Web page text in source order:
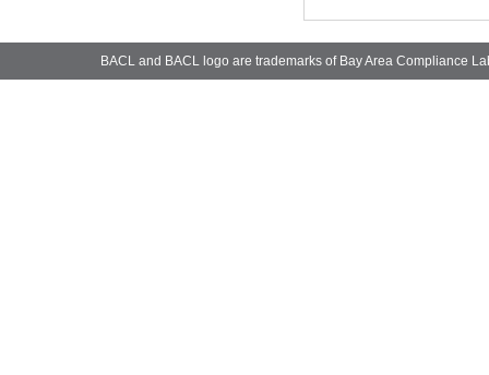
BACL and BACL logo are trademarks of Bay Area